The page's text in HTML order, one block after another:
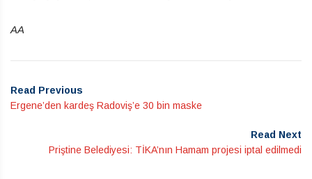
AA
Read Previous
Ergene’den kardeş Radoviş’e 30 bin maske
Read Next
Priştine Belediyesi: TİKA’nın Hamam projesi iptal edilmedi